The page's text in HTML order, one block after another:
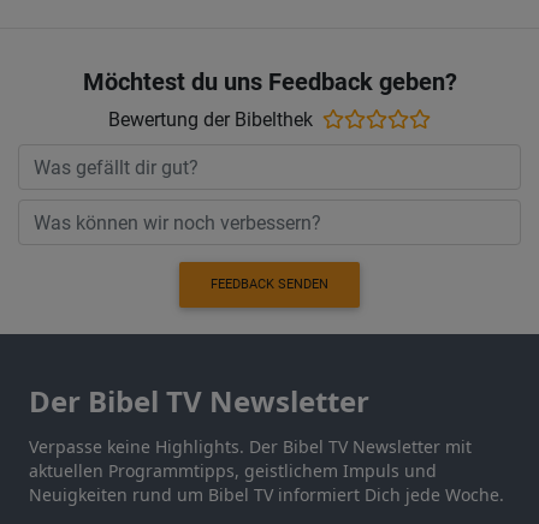
Möchtest du uns Feedback geben?
Bewertung der Bibelthek
FEEDBACK SENDEN
Der Bibel TV Newsletter
Verpasse keine Highlights. Der Bibel TV Newsletter mit
aktuellen Programmtipps, geistlichem Impuls und
Neuigkeiten rund um Bibel TV informiert Dich jede Woche.